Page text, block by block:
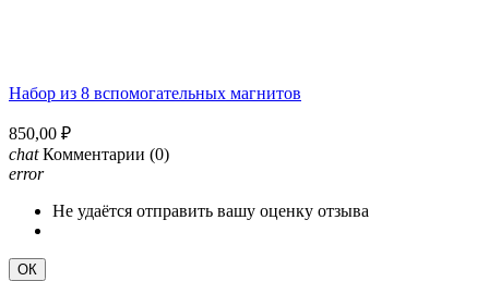
Набор из 8 вспомогательных магнитов
850,00 ₽
chat Комментарии (0)
error
Не удаётся отправить вашу оценку отзыва
ОК